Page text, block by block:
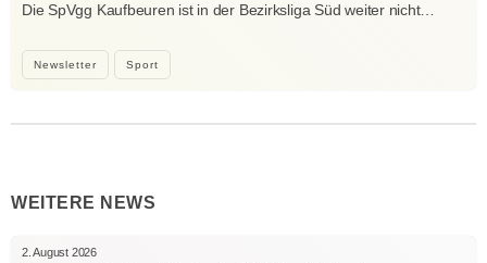
Newsletter Sport
Die SpVgg Kaufbeuren ist in der Bezirksliga Süd weiter nicht…
WEITERE NEWS
2. August 2026